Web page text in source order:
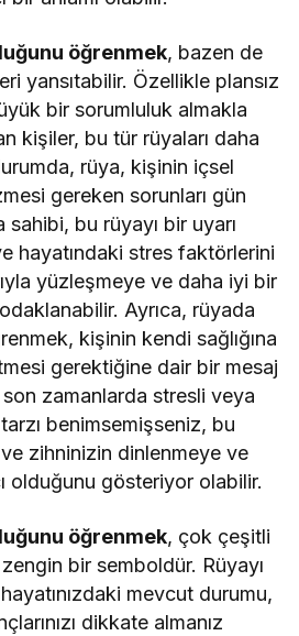
öğrenmek, bazen de
yansıtabilir. Özellikle plansız
bir sorumluluk almakla
kişiler, bu tür rüyaları daha
rüya, kişinin içsel
gereken sorunları gün
sahibi, bu rüyayı bir uyarı
hayatındaki stres faktörlerini
yüzleşmeye ve daha iyi bir
Ayrıca, rüyada
kişinin kendi sağlığına
gerektiğine dair bir mesaj
zamanlarda stresli veya
benimsemişseniz, bu
zihninizin dinlenmeye ve
olduğunu gösteriyor olabilir.
öğrenmek, çok çeşitli
bir semboldür. Rüyayı
mevcut durumu,
dikkate almanız